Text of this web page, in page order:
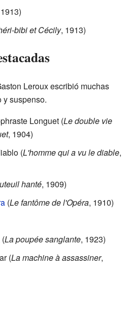
bibi et Cécily, 1913)
Leroux escribió muchas
y suspenso.
Longuet (Le double vie
, 1904)
(L'homme qui a vu le diable,
hanté, 1909)
(Le fantôme de l'Opéra, 1910)
(La poupée sanglante, 1923)
(La machine à assassiner,